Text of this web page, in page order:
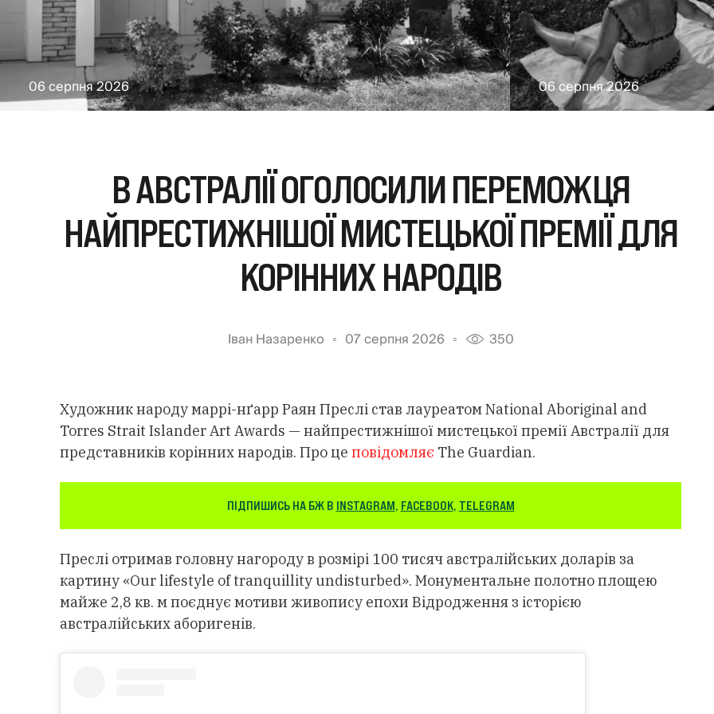
06 серпня 2026 06 серпня 2026
В АВСТРАЛІЇ ОГОЛОСИЛИ ПЕРЕМОЖЦЯ
НАЙПРЕСТИЖНІШОЇ МИСТЕЦЬКОЇ ПРЕМІЇ ДЛЯ
КОРІННИХ НАРОДІВ
Іван Назаренко 07 серпня 2026 350
Художник народу маррі-нґарр Раян Преслі став лауреатом National Aboriginal and
Torres Strait Islander Art Awards — найпрестижнішої мистецької премії Австралії для
представників корінних народів. Про це повідомляє The Guardian.
ПІДПИШИСЬ НА БЖ В INSTAGRAM, FACEBOOK, TELEGRAM
Преслі отримав головну нагороду в розмірі 100 тисяч австралійських доларів за
картину «Our lifestyle of tranquillity undisturbed». Монументальне полотно площею
майже 2,8 кв. м поєднує мотиви живопису епохи Відродження з історією
австралійських аборигенів.